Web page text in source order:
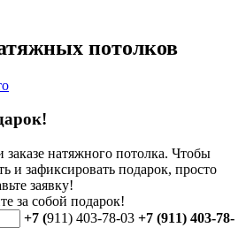
потолков
натяжного потолка. Чтобы
и зафиксировать подарок, просто
заявку!
за собой подарок!
+7 (911) 403-78-03 +7 (911) 403-78-